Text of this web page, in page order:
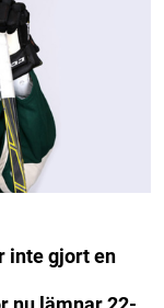
inte gjort en